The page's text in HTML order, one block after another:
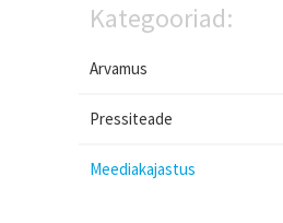
Kategooriad:
Arvamus
Pressiteade
Meediakajastus